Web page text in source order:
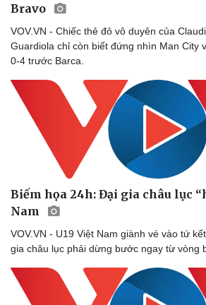
Bravo
VOV.VN - Chiếc thẻ đỏ vô duyên của
Guardiola chỉ còn biết đứng nhìn Man City
0-4 trước Barca.
Biếm họa 24h: Đại gia châu lục
Nam
VOV.VN - U19 Việt Nam giành vé vào tứ
gia châu lục phải dừng bước ngay từ vòng